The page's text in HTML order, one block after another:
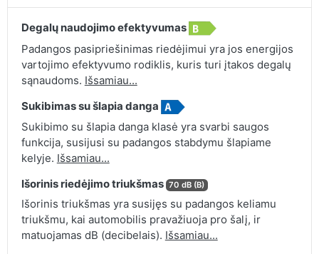
Degalų naudojimo efektyvumas
Padangos pasipriešinimas riedėjimui yra jos energijos
vartojimo efektyvumo rodiklis, kuris turi įtakos degalų
sąnaudoms. Išsamiau...
Sukibimas su šlapia danga
Sukibimo su šlapia danga klasė yra svarbi saugos
funkcija, susijusi su padangos stabdymu šlapiame
kelyje. Išsamiau...
Išorinis riedėjimo triukšmas 70 dB (B)
Išorinis triukšmas yra susijęs su padangos keliamu
triukšmu, kai automobilis pravažiuoja pro šalį, ir
matuojamas dB (decibelais). Išsamiau...